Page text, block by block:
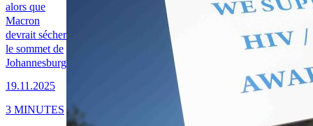
alors que
Macron
devrait sécher
le sommet de
Johannesburg
19.11.2025
3 MINUTES